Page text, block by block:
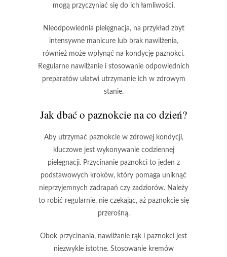
mogą przyczyniać się do ich łamliwości.
Nieodpowiednia pielęgnacja, na przykład zbyt
intensywne manicure lub brak nawilżenia,
również może wpłynąć na kondycję paznokci.
Regularne nawilżanie i stosowanie odpowiednich
preparatów ułatwi utrzymanie ich w zdrowym
stanie.
Jak dbać o paznokcie na co dzień?
Aby utrzymać paznokcie w zdrowej kondycji,
kluczowe jest wykonywanie codziennej
pielęgnacji. Przycinanie paznokci to jeden z
podstawowych kroków, który pomaga uniknąć
nieprzyjemnych zadrapań czy zadziorów. Należy
to robić regularnie, nie czekając, aż paznokcie się
przerośną.
Obok przycinania, nawilżanie rąk i paznokci jest
niezwykle istotne. Stosowanie kremów